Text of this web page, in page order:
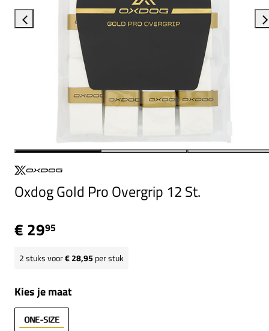
Oxdog Gold Pro Overgrip 12 St.
€ 2995
2stuks voor€ 28,95 per stuk
Kies je maat
ONE-SIZE